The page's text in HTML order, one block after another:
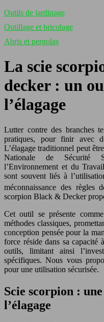
Outils de jardinage
Outillage et bricolage
Abris et pergolas
La scie
decker : un
l’élagage
Lutter contre des branches
pratiques, pour finir avec
L’élagage traditionnel peut
Nationale de Sécurité
l’Environnement et du
sont souvent liés à
méconnaissance des règles
scorpion Black & Decker
Cet outil se présente
méthodes classiques,
conception pensée pour la
force réside dans sa capacité
outils, limitant ainsi
spécifiques. Nous vous
pour une utilisation sécurisée.
Scie scorpion :
l’élagage